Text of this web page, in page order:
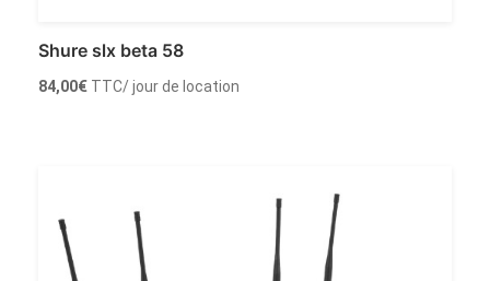
Shure slx beta 58
84,00€ TTC/ jour de location